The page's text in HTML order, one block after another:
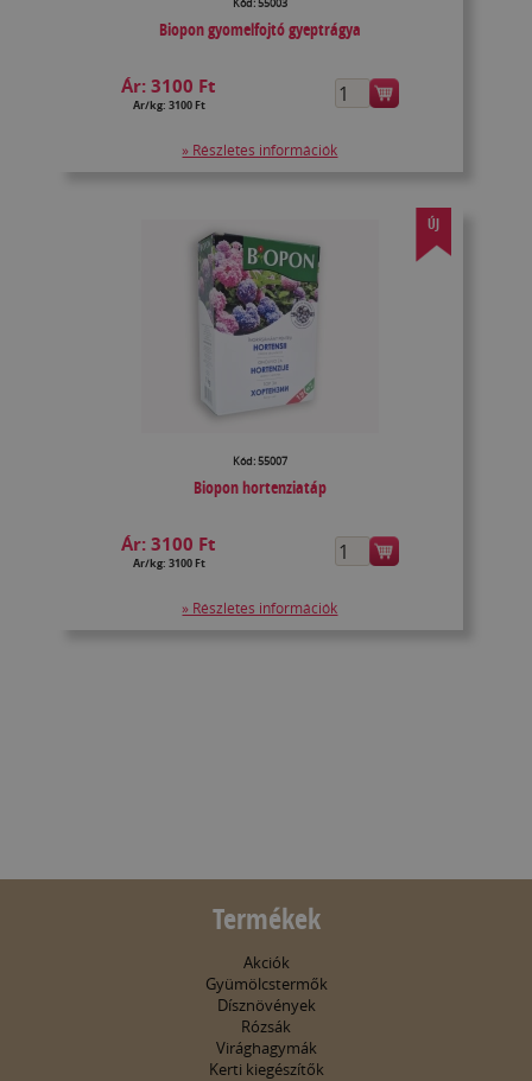
Biopon gyomelfojtó gyeptrágya
Ár:3100 Ft
Ár/kg: 3100 Ft
» Részletes információk
ÚJ
Kód: 55007
Biopon hortenziatáp
Ár:3100 Ft
Ár/kg: 3100 Ft
» Részletes információk
Termékek
Akciók
Gyümölcstermők
Dísznövények
Rózsák
Virághagymák
Kerti kiegészítők